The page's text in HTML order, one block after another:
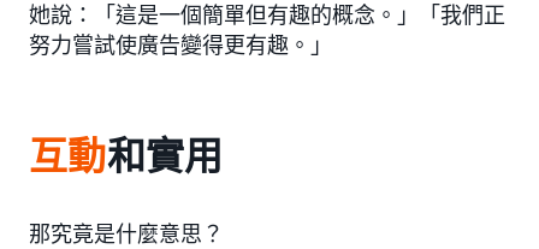
她說：「這是一個簡單但有趣的概念。」「我們正
努力嘗試使廣告變得更有趣。」
互動和實用
那究竟是什麼意思？